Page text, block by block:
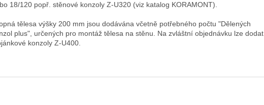
18/120 popř. stěnové konzoly Z-U320 (viz katalog KORAMONT).
tělesa výšky 200 mm jsou dodávána včetně potřebného počtu "Dělených
plus", určených pro montáž tělesa na stěnu. Na zvláštní objednávku lze dodat
konzoly Z-U400.